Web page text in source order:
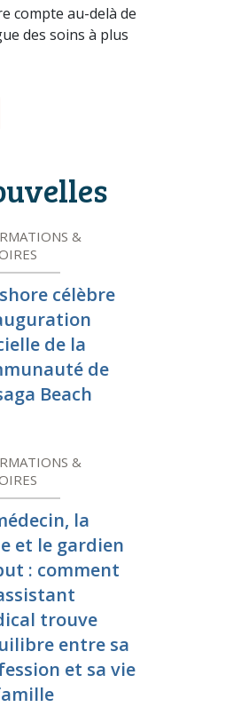
compte au-delà de
des soins à plus
BAYSHORE
&
célèbre
de la
de
Beach
&
la
et le gardien
: comment
trouve
entre sa
et sa vie